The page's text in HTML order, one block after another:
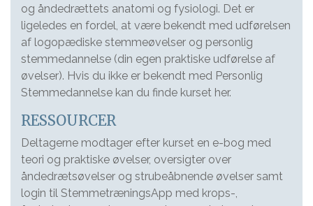
og åndedrættets anatomi og fysiologi. Det er
ligeledes en fordel, at være bekendt med udførelsen
af logopædiske stemmeøvelser og personlig
stemmedannelse (din egen praktiske udførelse af
øvelser). Hvis du ikke er bekendt med Personlig
Stemmedannelse kan du finde kurset her.
RESSOURCER
Deltagerne modtager efter kurset en e-bog med
teori og praktiske øvelser, oversigter over
åndedrætsøvelser og strubeåbnende øvelser samt
login til StemmetræningsApp med krops-,